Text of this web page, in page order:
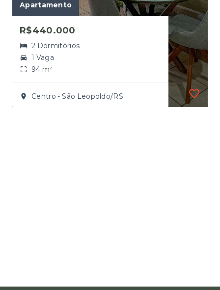
Apartamento
R$440.000
2 Dormitórios
1 Vaga
94 m²
Centro - São Leopoldo/RS